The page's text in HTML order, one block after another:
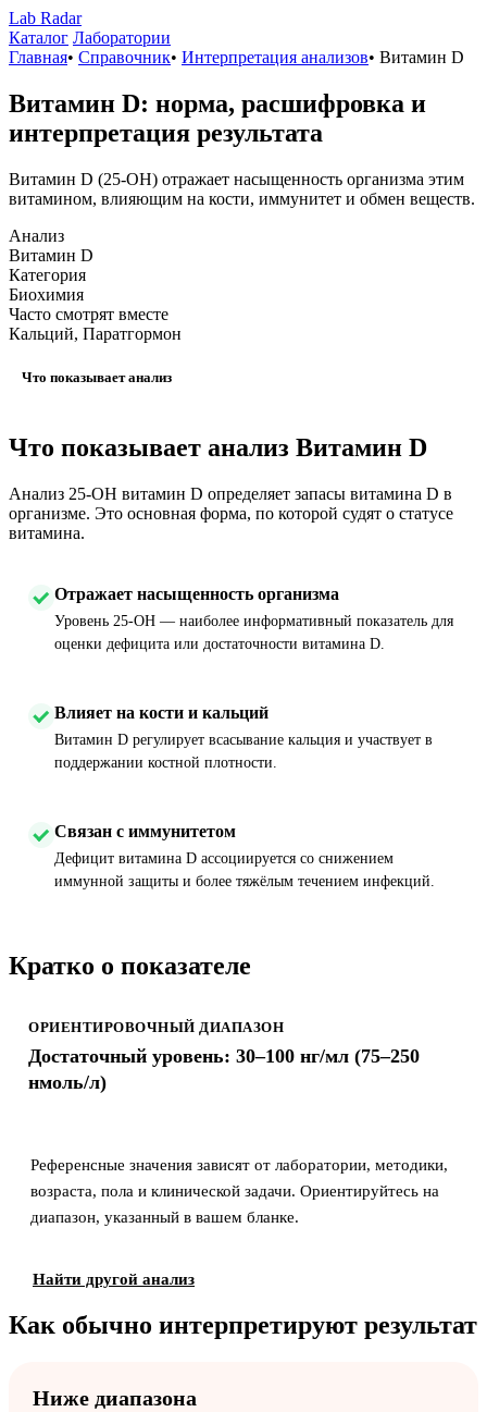
Lab Radar
Каталог Лаборатории
Главная• Справочник• Интерпретация анализов• Витамин D
Витамин D: норма, расшифровка и
интерпретация результата
Витамин D (25-OH) отражает насыщенность организма этим
витамином, влияющим на кости, иммунитет и обмен веществ.
Анализ
Витамин D
Категория
Биохимия
Часто смотрят вместе
Кальций, Паратгормон
Что показывает анализ
Что показывает анализ Витамин D
Анализ 25-OH витамин D определяет запасы витамина D в
организме. Это основная форма, по которой судят о статусе
витамина.
Отражает насыщенность организма
Уровень 25-OH — наиболее информативный показатель для
оценки дефицита или достаточности витамина D.
Влияет на кости и кальций
Витамин D регулирует всасывание кальция и участвует в
поддержании костной плотности.
Связан с иммунитетом
Дефицит витамина D ассоциируется со снижением
иммунной защиты и более тяжёлым течением инфекций.
Кратко о показателе
ОРИЕНТИРОВОЧНЫЙ ДИАПАЗОН
Достаточный уровень: 30–100 нг/мл (75–250
нмоль/л)
Референсные значения зависят от лаборатории, методики,
возраста, пола и клинической задачи. Ориентируйтесь на
диапазон, указанный в вашем бланке.
Найти другой анализ
Как обычно интерпретируют результат
Ниже диапазона